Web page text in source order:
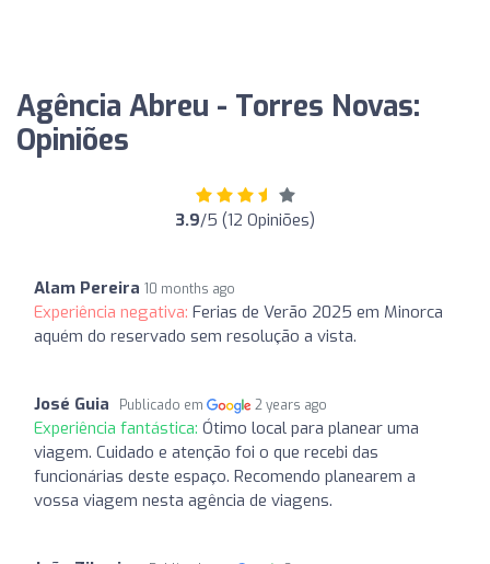
Agência Abreu - Torres Novas:
Opiniões
3.9/5 (12 Opiniões)
Alam Pereira 10 months ago
Experiência negativa: Ferias de Verão 2025 em Minorca
aquém do reservado sem resolução a vista.
José Guia Publicado em 2 years ago
Experiência fantástica: Ótimo local para planear uma
viagem. Cuidado e atenção foi o que recebi das
funcionárias deste espaço. Recomendo planearem a
vossa viagem nesta agência de viagens.